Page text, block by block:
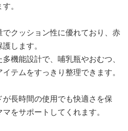
。
クッション性に優れており、赤
します。
機能設計で、哺乳瓶やおむつ、
テムをすっきり整理できます。
長時間の使用でも快適さを保
をサポートしてくれます。